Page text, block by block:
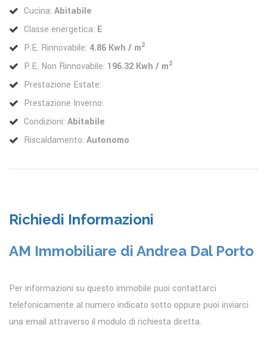
Cucina: Abitabile
Classe energetica: E
P.E. Rinnovabile: 4.86 Kwh / m2
P.E. Non Rinnovabile: 196.32 Kwh / m2
Prestazione Estate:
Prestazione Inverno:
Condizioni: Abitabile
Riscaldamento: Autonomo
Richiedi Informazioni
AM Immobiliare di Andrea Dal Porto
Per informazioni su questo immobile puoi contattarci
telefonicamente al numero indicato sotto oppure puoi inviarci
una email attraverso il modulo di richiesta diretta.